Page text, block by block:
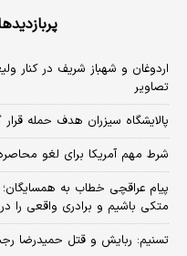
اردوغان و شهباز شریف در کنار
تصاویر
پالایشگاه سیزران هدف حمله
شرط مهم آمریکا برای لغو محاصره
پیام عراقچی خطاب به
متکی باشیم و برادری واقعی را
تسنیم: ربایش و قتل حمیدرضا